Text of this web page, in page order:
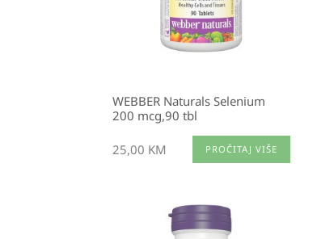
WEBBER Naturals Selenium
200 mcg,90 tbl
25,00 KM PROČITAJ VIŠE